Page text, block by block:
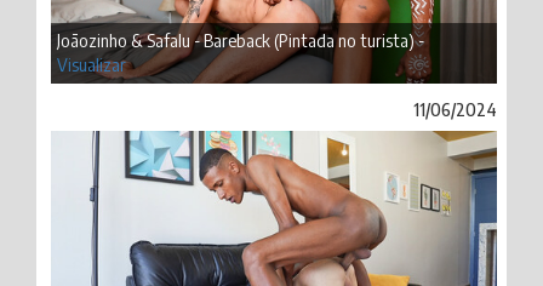
Joãozinho & Safalu - Bareback (Pintada no turista) -
Visualizar
11/06/2024